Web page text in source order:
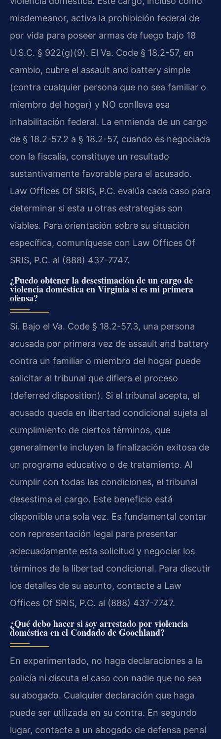
misdemeanor, activa la prohibición federal de
por vida para poseer armas de fuego bajo 18
U.S.C. § 922(g)(9). El Va. Code § 18.2-57, en
cambio, cubre el assault and battery simple
(contra cualquier persona que no sea familiar o
miembro del hogar) y NO conlleva esa
inhabilitación federal. La enmienda de un cargo
de § 18.2-57.2 a § 18.2-57, cuando es negociada
con la fiscalía, constituye un resultado
sustantivamente favorable para el acusado.
Law Offices Of SRIS, P.C. evalúa cada caso para
determinar si esta u otras estrategias son
viables. Para orientación sobre su situación
específica, comuníquese con Law Offices Of
SRIS, P.C. al (888) 437-7747.
¿Puedo obtener la desestimación de un cargo de
violencia doméstica en Virginia si es mi primera
ofensa?
Sí. Bajo el Va. Code § 18.2-57.3, una persona
acusada por primera vez de assault and battery
contra un familiar o miembro del hogar puede
solicitar al tribunal que difiera el proceso
(deferred disposition). Si el tribunal acepta, el
acusado queda en libertad condicional sujeta al
cumplimiento de ciertos términos, que
generalmente incluyen la finalización exitosa de
un programa educativo o de tratamiento. Al
cumplir con todas las condiciones, el tribunal
desestima el cargo. Este beneficio está
disponible una sola vez. Es fundamental contar
con representación legal para presentar
adecuadamente esta solicitud y negociar los
términos de la libertad condicional. Para discutir
los detalles de su asunto, contacte a Law
Offices Of SRIS, P.C. al (888) 437-7747.
¿Qué debo hacer si soy arrestado por violencia
doméstica en el Condado de Goochland?
En experimentado, no haga declaraciones a la
policía ni discuta el caso con nadie que no sea
su abogado. Cualquier declaración que haga
puede ser utilizada en su contra. En segundo
lugar, contacte a un abogado de defensa penal